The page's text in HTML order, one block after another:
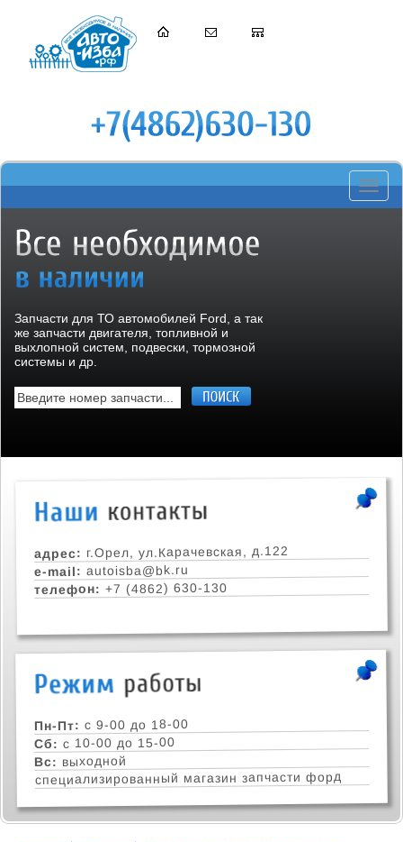
Toggle
Запчасти для ТО автомобилей Ford, а так
же запчасти двигателя, топливной и
выхлопной систем, подвески, тормозной
системы и др.
адрес: г.Орел, ул.Карачевская, д.122
e-mail: autoisba@bk.ru
телефон: +7 (4862) 630-130
Пн-Пт: с 9-00 до 18-00
Сб: с 10-00 до 15-00
Вс: выходной
специализированный магазин запчасти форд